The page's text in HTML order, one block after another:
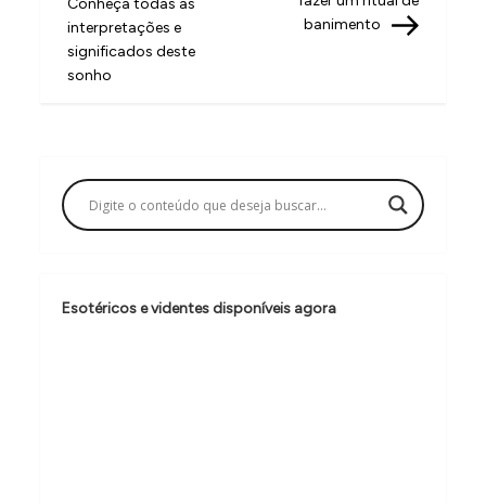
v
e
ç
ã
o
e
Conheça todas as
interpretações e
significados deste
sonho
banimento
Esotéricos e videntes disponíveis agora